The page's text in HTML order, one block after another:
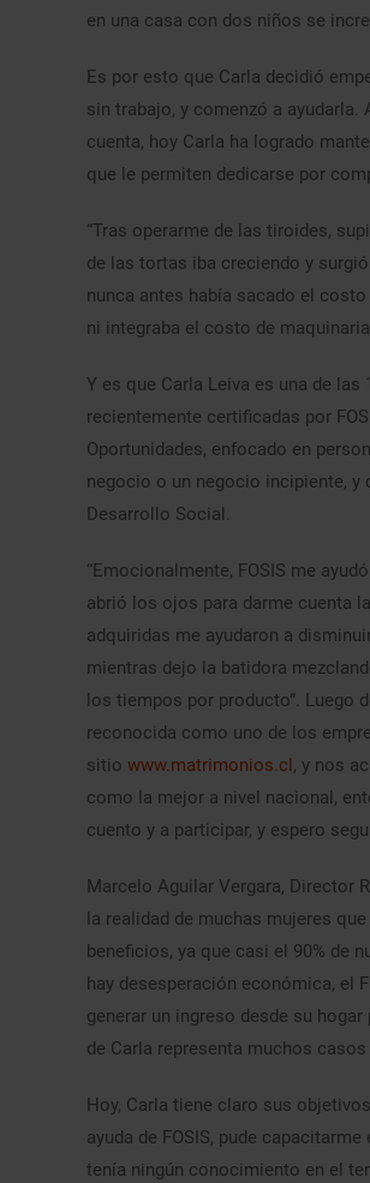
en una casa con dos niños se
Es por esto que Carla decidió
sin trabajo, y comenzó a
cuenta, hoy Carla ha logrado
que le permiten dedicarse por
“Tras operarme de las tiroides,
de las tortas iba creciendo y
nunca antes había sacado el
ni integraba el costo de
Y es que Carla Leiva es una de
recientemente certificadas por
Oportunidades, enfocado en
negocio o un negocio incipiente, y
Desarrollo Social.
“Emocionalmente, FOSIS me
abrió los ojos para darme cuenta
adquiridas me ayudaron a
mientras dejo la batidora
los tiempos por producto”. Luego
reconocida como uno de los
sitio www.matrimonios.cl, y nos
como la mejor a nivel nacional,
cuento y a participar, y espero
Marcelo Aguilar Vergara, Director
la realidad de muchas mujeres
beneficios, ya que casi el 90% de
hay desesperación económica, el
generar un ingreso desde su
de Carla representa muchos
Hoy, Carla tiene claro sus
ayuda de FOSIS, pude
tenía ningún conocimiento en el